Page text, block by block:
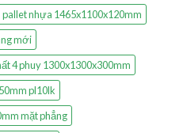
pallet nhựa 1465x1100x120mm
mới
4 phuy 1300x1300x300mm
pl10lk
mặt phẳng